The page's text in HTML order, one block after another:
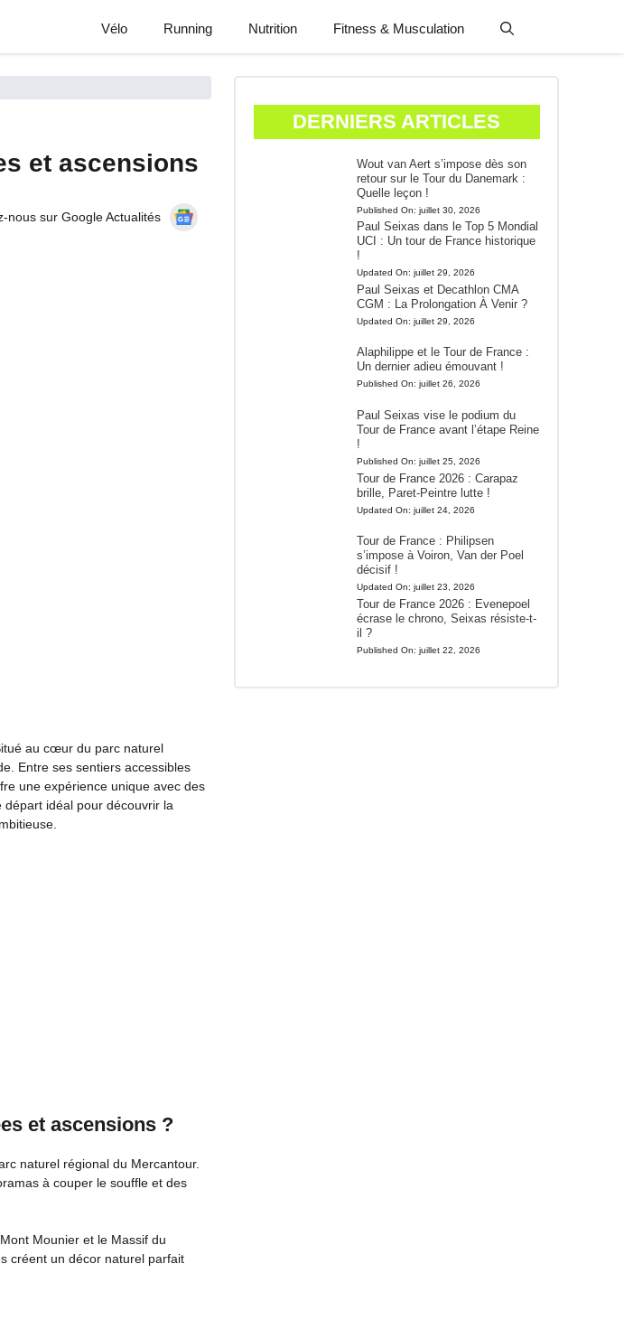
Vélo Running Nutrition Fitness & Musculation
et ascensions
nous sur Google Actualités
au cœur du parc naturel
Entre ses sentiers accessibles
une expérience unique avec des
départ idéal pour découvrir la
et ascensions ?
naturel régional du Mercantour.
à couper le souffle et des
Mounier et le Massif du
créent un décor naturel parfait
DERNIERS ARTICLES
Wout van Aert s’impose dès son
retour sur le Tour du Danemark :
Quelle leçon !
Published On: juillet 30, 2026
Paul Seixas dans le Top 5 Mondial
UCI : Un tour de France historique
!
Updated On: juillet 29, 2026
Paul Seixas et Decathlon CMA
CGM : La Prolongation À Venir ?
Updated On: juillet 29, 2026
Alaphilippe et le Tour de France :
Un dernier adieu émouvant !
Published On: juillet 26, 2026
Paul Seixas vise le podium du
Tour de France avant l’étape Reine
!
Published On: juillet 25, 2026
Tour de France 2026 : Carapaz
brille, Paret-Peintre lutte !
Updated On: juillet 24, 2026
Tour de France : Philipsen
s’impose à Voiron, Van der Poel
décisif !
Updated On: juillet 23, 2026
Tour de France 2026 : Evenepoel
écrase le chrono, Seixas résiste-t-
il ?
Published On: juillet 22, 2026